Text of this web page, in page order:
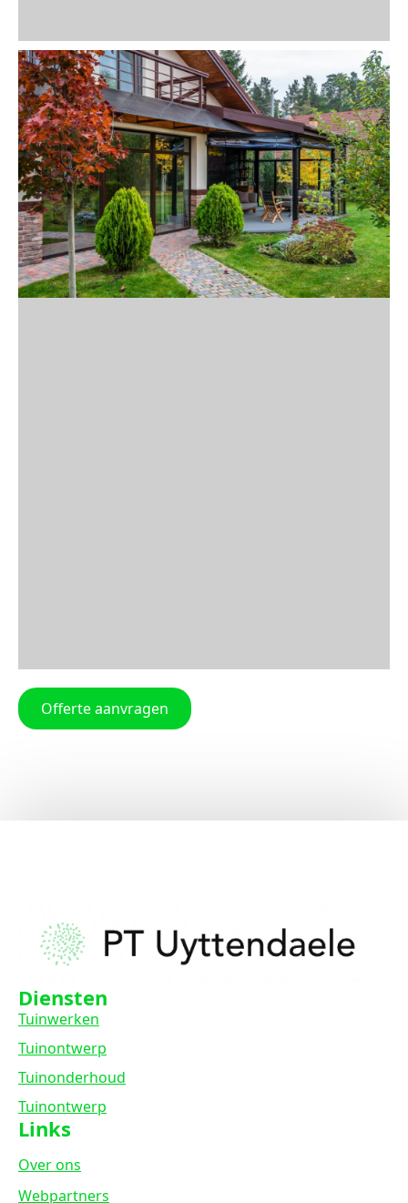
Offerte aanvragen
Diensten
Tuinwerken
Tuinontwerp
Tuinonderhoud
Tuinontwerp
Links
Over ons
Webpartners